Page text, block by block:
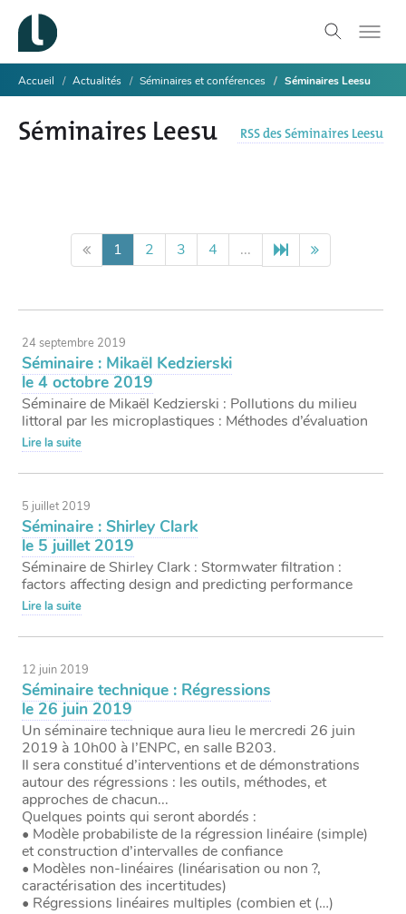
Accueil Actualités Séminaires et conférences Séminaires Leesu
Séminaires Leesu RSS des Séminaires Leesu
1 2 3 4 ...
24 septembre 2019
Séminaire : Mikaël Kedzierski
le 4 octobre 2019
Séminaire de Mikaël Kedzierski : Pollutions du milieu
littoral par les microplastiques : Méthodes d’évaluation
Lire la suite
5 juillet 2019
Séminaire : Shirley Clark
le 5 juillet 2019
Séminaire de Shirley Clark : Stormwater filtration :
factors affecting design and predicting performance
Lire la suite
12 juin 2019
Séminaire technique : Régressions
le 26 juin 2019
Un séminaire technique aura lieu le mercredi 26 juin
2019 à 10h00 à l’ENPC, en salle B203.
Il sera constitué d’interventions et de démonstrations
autour des régressions : les outils, méthodes, et
approches de chacun...
Quelques points qui seront abordés :
• Modèle probabiliste de la régression linéaire (simple)
et construction d’intervalles de confiance
• Modèles non-linéaires (linéarisation ou non ?,
caractérisation des incertitudes)
• Régressions linéaires multiples (combien et (…)